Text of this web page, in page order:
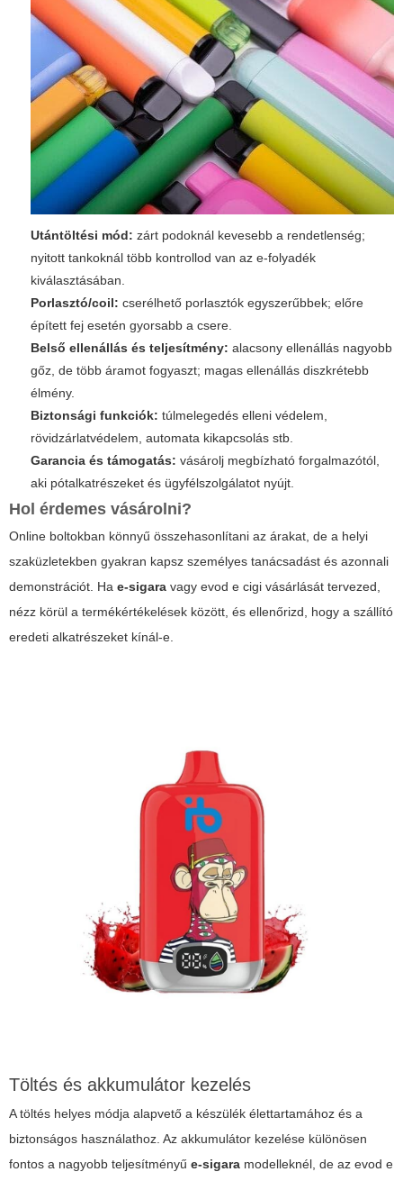
Utántöltési mód: zárt podoknál kevesebb a rendetlenség;
nyitott tankoknál több kontrollod van az e-folyadék
kiválasztásában.
Porlasztó/coil: cserélhető porlasztók egyszerűbbek; előre
épített fej esetén gyorsabb a csere.
Belső ellenállás és teljesítmény: alacsony ellenállás nagyobb
gőz, de több áramot fogyaszt; magas ellenállás diszkrétebb
élmény.
Biztonsági funkciók: túlmelegedés elleni védelem,
rövidzárlatvédelem, automata kikapcsolás stb.
Garancia és támogatás: vásárolj megbízható forgalmazótól,
aki pótalkatrészeket és ügyfélszolgálatot nyújt.
Hol érdemes vásárolni?
Online boltokban könnyű összehasonlítani az árakat, de a helyi
szaküzletekben gyakran kapsz személyes tanácsadást és azonnali
demonstrációt. Ha e-sigara vagy evod e cigi vásárlását tervezed,
nézz körül a termékértékelések között, és ellenőrizd, hogy a szállító
eredeti alkatrészeket kínál-e.
Töltés és akkumulátor kezelés
A töltés helyes módja alapvető a készülék élettartamához és a
biztonságos használathoz. Az akkumulátor kezelése különösen
fontos a nagyobb teljesítményű e-sigara modelleknél, de az evod e